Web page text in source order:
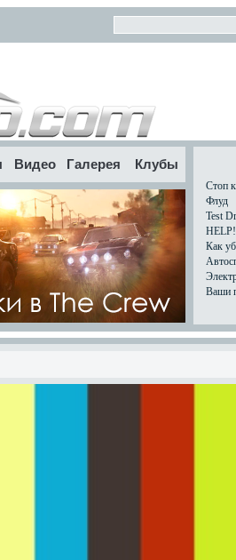
Видео Галерея Клубы
Стоп
Флуд
Test
Как
Ваши